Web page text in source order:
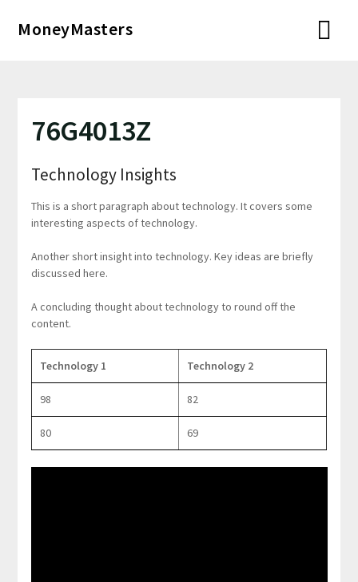
MoneyMasters
76G4013Z
Technology Insights
This is a short paragraph about technology. It covers some
interesting aspects of technology.
Another short insight into technology. Key ideas are briefly
discussed here.
A concluding thought about technology to round off the
content.
Technology 1 Technology 2
98 82
80 69